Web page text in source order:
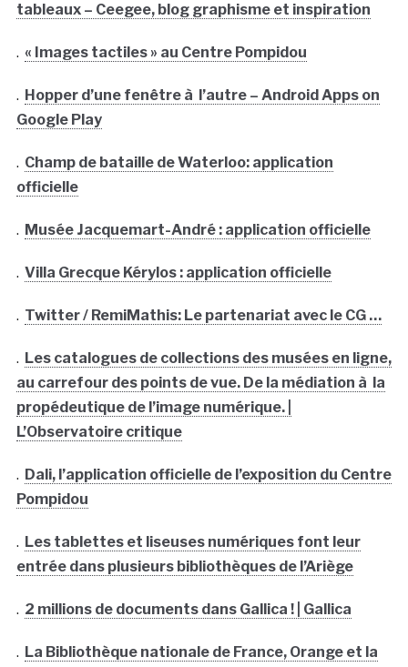
tableaux – Ceegee, blog graphisme et inspiration
. « Images tactiles » au Centre Pompidou
. Hopper d’une fenêtre à l’autre – Android Apps on
Google Play
. Champ de bataille de Waterloo: application
officielle
. Musée Jacquemart-André : application officielle
. Villa Grecque Kérylos : application officielle
. Twitter / RemiMathis: Le partenariat avec le CG …
. Les catalogues de collections des musées en ligne,
au carrefour des points de vue. De la médiation à la
propédeutique de l’image numérique. |
L’Observatoire critique
. Dali, l’application officielle de l’exposition du Centre
Pompidou
. Les tablettes et liseuses numériques font leur
entrée dans plusieurs bibliothèques de l’Ariège
. 2 millions de documents dans Gallica ! | Gallica
. La Bibliothèque nationale de France, Orange et la